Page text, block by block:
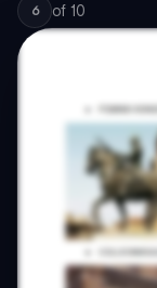
6 of 10